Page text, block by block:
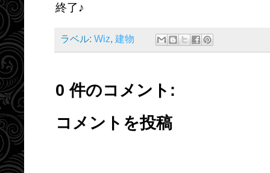
終了♪
ラベル: Wiz, 建物
0 件のコメント:
コメントを投稿